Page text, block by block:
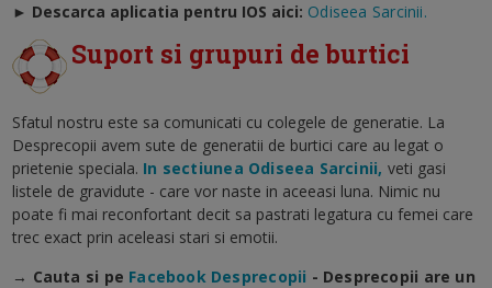
► Descarca aplicatia pentru IOS aici: Odiseea Sarcinii.
Suport si grupuri de burtici
Sfatul nostru este sa comunicati cu colegele de generatie. La
Desprecopii avem sute de generatii de burtici care au legat o
prietenie speciala. In sectiunea Odiseea Sarcinii, veti gasi
listele de gravidute - care vor naste in aceeasi luna. Nimic nu
poate fi mai reconfortant decit sa pastrati legatura cu femei care
trec exact prin aceleasi stari si emotii.
→ Cauta si pe Facebook Desprecopii - Desprecopii are un